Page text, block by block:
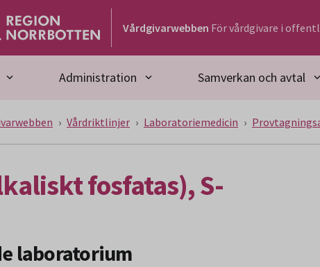
Vårdgivarwebben För vårdgivare i
Administration Samverkan och avtal
Vårdriktlinjer Laboratoriemedicin
fosfatas), S-
laboratorium